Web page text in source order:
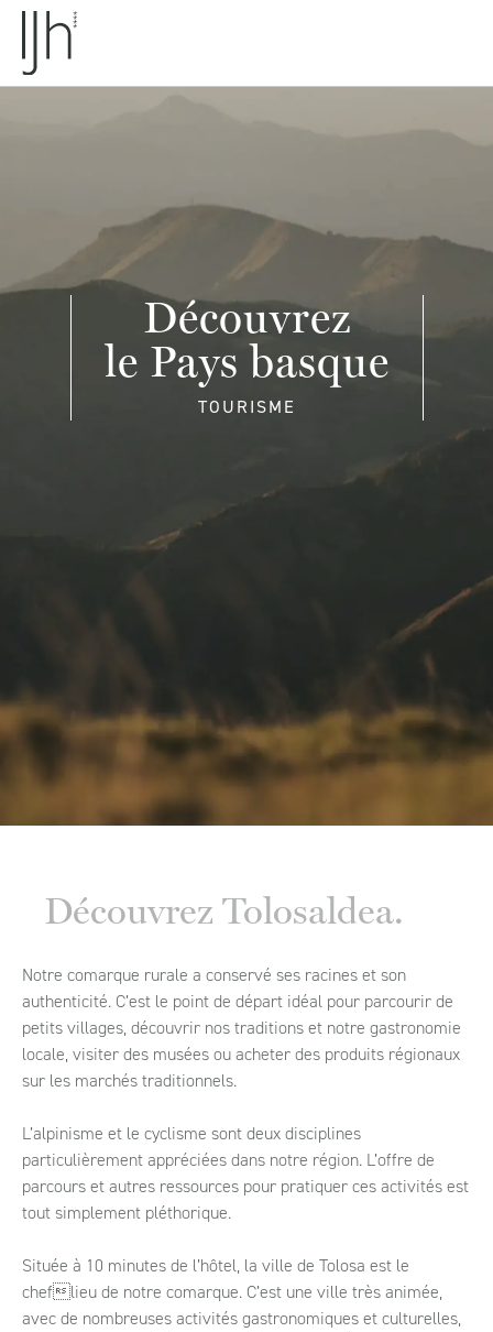
Découvrez
le Pays basque
TOURISME
Découvrez Tolosaldea.
Notre comarque rurale a conservé ses racines et son
authenticité. C’est le point de départ idéal pour parcourir de
petits villages, découvrir nos traditions et notre gastronomie
locale, visiter des musées ou acheter des produits régionaux
sur les marchés traditionnels.
L’alpinisme et le cyclisme sont deux disciplines
particulièrement appréciées dans notre région. L’offre de
parcours et autres ressources pour pratiquer ces activités est
tout simplement pléthorique.
Située à 10 minutes de l’hôtel, la ville de Tolosa est le
cheflieu de notre comarque. C’est une ville très animée,
avec de nombreuses activités gastronomiques et culturelles,